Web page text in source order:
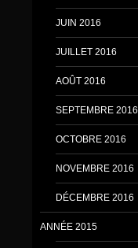
JUIN 2016
JUILLET 2016
AOÛT 2016
SEPTEMBRE 2016
OCTOBRE 2016
NOVEMBRE 2016
DÉCEMBRE 2016
ANNÉE 2015